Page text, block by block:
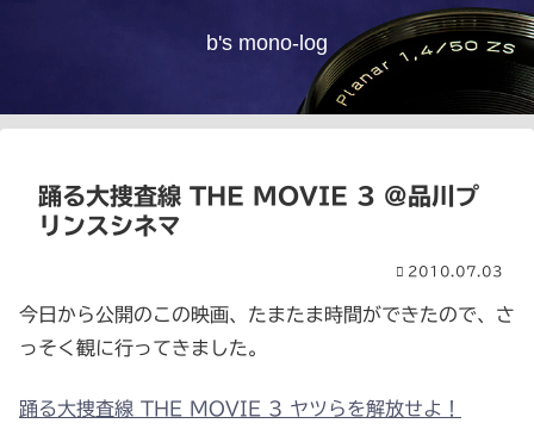
b's mono-log
踊る大捜査線 THE MOVIE 3 @品川プ
リンスシネマ
2010.07.03
今日から公開のこの映画、たまたま時間ができたので、さ
っそく観に行ってきました。
踊る大捜査線 THE MOVIE 3 ヤツらを解放せよ！